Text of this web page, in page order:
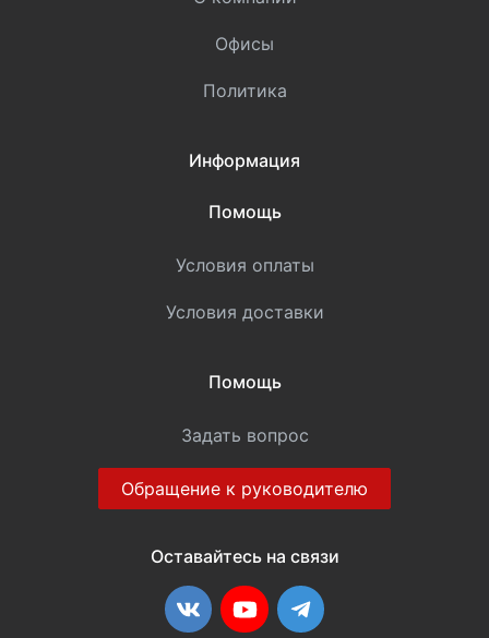
Офисы
Политика
Информация
Помощь
Условия оплаты
Условия доставки
Помощь
Задать вопрос
Обращение к руководителю
Оставайтесь на связи
ВКонтакте
YouTubeTelegram